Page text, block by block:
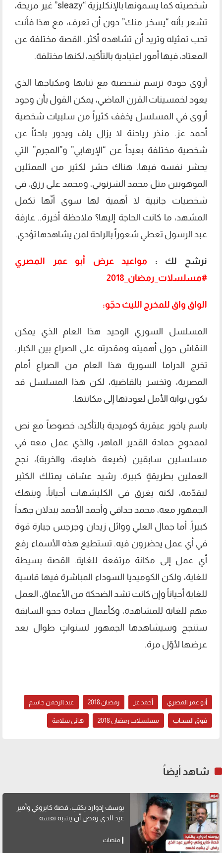
شخصيته كما يسمونها بالإنكليزية “sleazy” غير مريحة،
تشعر بأنه “يسخر منك” دون أن تعرف، مع هذا فأنت
تحب تمثيله وتريد أن تشاهده أكثر. القصة مختلفة عن
المعتاد، فيها أمور اعتيادية بالتأكيد، لكنها مختلفة.
أروى جودة ترسم شخصية مع ثيابها ومكياجها الذي
يعود لخمسينات القرن الماضي، يمكن القول بأن وجود
أروى في المسلسل يخفف كثيراً من سلبيات شخصية
أحمد عز. منذر رياحنة لا يزال يلف ويدور باحثاً عن
شخصية مختلفة بعيداً عن “الإرهابي” و”المجرم” التي
يحشر نفسه فيها. هناك حشر لكثير من الممثلين
الموهوبين مثل محمد الشرنوبي، ومحمد علي رزق، في
شخصيات جانبية لا أهمية لها سوى أنّها تكمل
المشهد، ما كانت الحاجة إليها؟ ملاحظة أخيرة.. عارفة
عبد الرسول تعطي شعوراً بالراحة لمن يشاهدها تؤدي.
نرشح لك : مواعيد عرض أبو عمر المصري
#مسلسلات_رمضان_2018
الواق واق للمخرج الليث حجّو:
المسلسل السوري الوحيد هذا العام الذي يمكن
النقاش حول أهميته ومقدرته على الصراع بين الكبار.
تخرج الدراما السورية هذا العام من الصراع أمام
المصرية، وتخسر بالقاضية، لكن هذا المسلسل قد
يكون بوابة الأمل لعودتها إلى مكانتها.
باسم ياخور عبقرية كوميدية بالتأكيد، خصوصاً مع نص
لممدوح حمادة القدير الماهر، والذي عمل معه في
مسلسلين سابقين (ضيعة ضايعة، والخربة)، نجح
العملين بطريقةٍ كبيرة. رشيد عسّاف يمتلك الكثير
ليقدّمه، لكنه يغرق في الكليشهات أحياناً، وينهك
الجمهور معه، محمد حداقي وأحمد الأحمد يبذلان جهداً
كبيراً. أما جمال العلي ووائل زيدان وجرجس جبارة قوة
في أي عمل يحضرون فيه. تستطيع هذه الأسماء رفع
أي عمل إلى مكانة مرتفعة للغاية. القصة بسيطة
للغاية، ولكن الكوميديا السوداء المباشرة فيها قاسية
للغاية أحياناً وإن كانت تشد الضحكة من الأعماق. العمل
مهم للغاية للمشاهدة، وكأعمال حمادة حجو السابقة
ستنجح وسيشاهدها الجمهور لسنواتٍ طوال بعد
عرضها لأوّل مرة.
أبو عمر المصري أحمد عز رمضان 2018 عبد الرحمن جاسم
فوق السحاب مسلسلات رمضان 2018 هاني سلامة
شاهد أيضاً
يوسف إدوارد يكتب: قصة كايروكي وأمير
عيد الذي رفض أن يشبه نفسه
منصات